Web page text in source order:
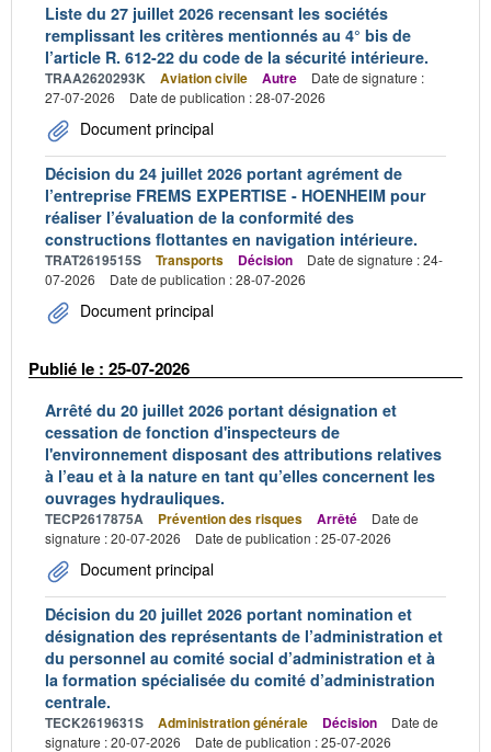
Liste du 27 juillet 2026 recensant les sociétés
remplissant les critères mentionnés au 4° bis de
l’article R. 612-22 du code de la sécurité intérieure.
TRAA2620293K Aviation civile Autre
Date de signature :
27-07-2026
Date de publication : 28-07-2026
Document principal
Décision du 24 juillet 2026 portant agrément de
l’entreprise FREMS EXPERTISE - HOENHEIM pour
réaliser l’évaluation de la conformité des
constructions flottantes en navigation intérieure.
TRAT2619515S Transports Décision
Date de signature : 24-
07-2026
Date de publication : 28-07-2026
Document principal
Publié le : 25-07-2026
Arrêté du 20 juillet 2026 portant désignation et
cessation de fonction d'inspecteurs de
l'environnement disposant des attributions relatives
à l’eau et à la nature en tant qu’elles concernent les
ouvrages hydrauliques.
TECP2617875A Prévention des risques Arrêté
Date de
signature : 20-07-2026
Date de publication : 25-07-2026
Document principal
Décision du 20 juillet 2026 portant nomination et
désignation des représentants de l’administration et
du personnel au comité social d’administration et à
la formation spécialisée du comité d’administration
centrale.
TECK2619631S Administration générale Décision
Date de
signature : 20-07-2026
Date de publication : 25-07-2026